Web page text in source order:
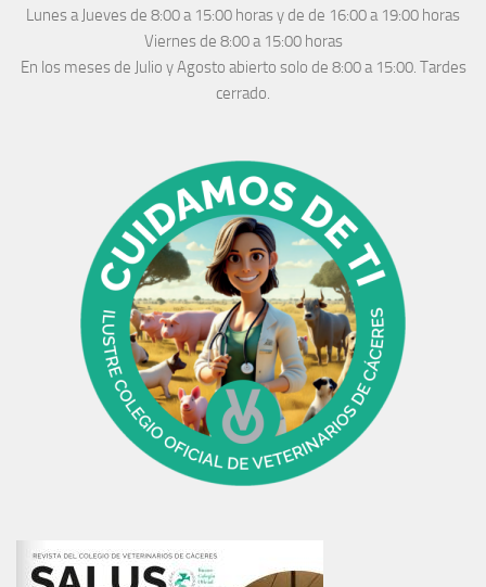
Lunes a Jueves de 8:00 a 15:00 horas y de de 16:00 a 19:00 horas
Viernes de 8:00 a 15:00 horas
En los meses de Julio y Agosto abierto solo de 8:00 a 15:00. Tardes
cerrado.